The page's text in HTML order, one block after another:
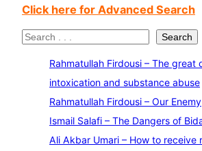
Click here for Advanced Search
S
Search
Rahmatullah Firdousi – The great
intoxication and substance abuse
Rahmatullah Firdousi – Our Enemy
Ismail Salafi – The Dangers of
Ali Akbar Umari – How to receive